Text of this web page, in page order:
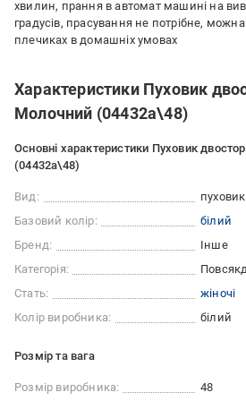
хвилин, прання в автомат машині на
градусів, прасування не потрібне,
плечиках в домашніх умовах
Характеристики Пуховик
Молочний (04432a\48)
Основні характеристики Пуховик
(04432a\48)
Вид:
пуховик
Базовий колір:
білий
Бренд:
Інше
Категорія:
Стать:
жіночі
Колір виробника:
білий
Розмір та вага
Розмір виробника: 48